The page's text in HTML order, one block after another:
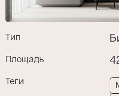
персональных данных
политикой
Тип
Площадь
Теги